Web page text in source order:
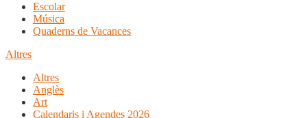
Escolar
Música
Quaderns de Vacances
Altres
Altres
Anglès
Art
Calendaris i Agendes 2026